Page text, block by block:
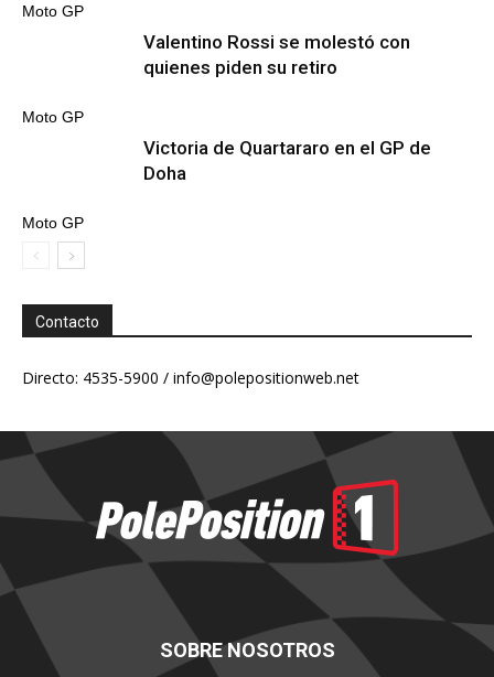
Moto GP
Moto GP
Valentino Rossi se molestó con
quienes piden su retiro
Moto GP
Victoria de Quartararo en el GP de
Doha
Contacto
Directo: 4535-5900 / info@polepositionweb.net
SOBRE NOSOTROS